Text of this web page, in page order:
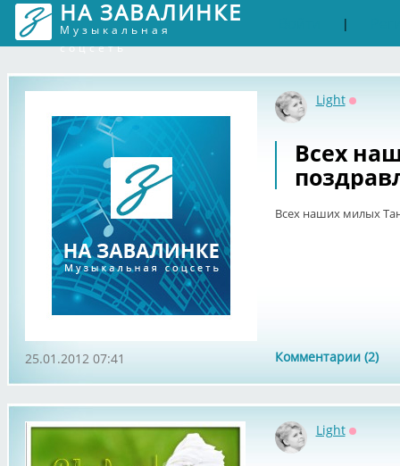
НА ЗАВАЛИНКЕ
Музыкальная
соцсеть
|
Light
Всех
Всех наших милых
Комментарии (2)
25.01.2012 07:41
Light